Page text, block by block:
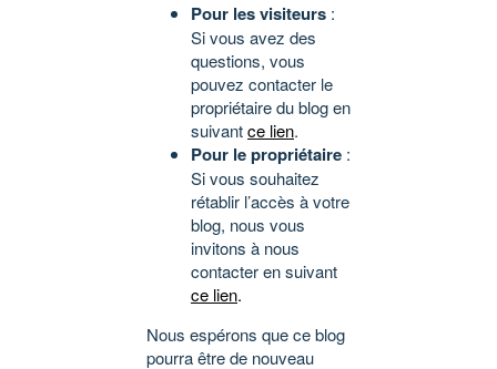
Pour les visiteurs :
Si vous avez des
questions, vous
pouvez contacter le
propriétaire du blog en
suivantce lien.
Pour le propriétaire :
Si vous souhaitez
rétablir l’accès à votre
blog, nous vous
invitons à nous
contacter en suivant
ce lien.
Nous espérons que ce blog
pourra être de nouveau